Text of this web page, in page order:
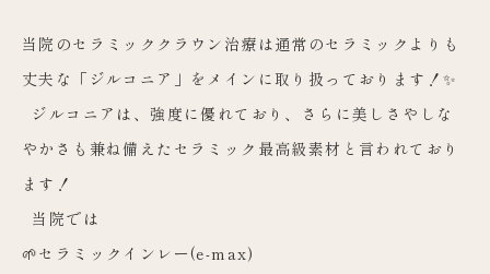
当院のセラミッククラウン治療は通常のセラミックよりも
丈夫な「ジルコニア」をメインに取り扱っております！✨
ジルコニアは、強度に優れており、さらに美しさやしな
やかさも兼ね備えたセラミック最高級素材と言われており
ます！
当院では
🌱セラミックインレー(e-max)